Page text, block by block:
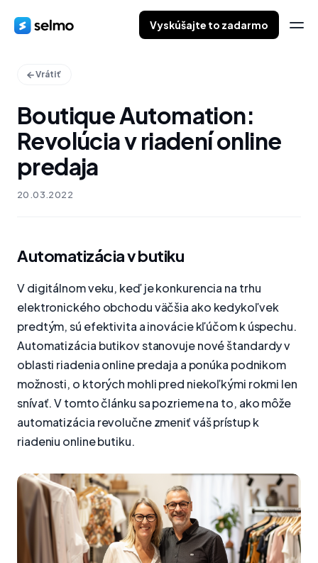
Vyskúšajte to zadarmo
Vrátiť
Boutique Automation:
Revolúcia v riadení online
predaja
20.03.2022
Automatizácia v butiku
V digitálnom veku, keď je konkurencia na trhu
elektronického obchodu väčšia ako kedykoľvek
predtým, sú efektivita a inovácie kľúčom k úspechu.
Automatizácia butikov stanovuje nové štandardy v
oblasti riadenia online predaja a ponúka podnikom
možnosti, o ktorých mohli pred niekoľkými rokmi len
snívať. V tomto článku sa pozrieme na to, ako môže
automatizácia revolučne zmeniť váš prístup k
riadeniu online butiku.